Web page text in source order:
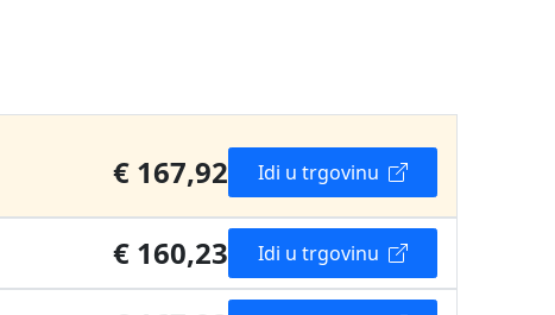
€ 167,92 Idi u trgovinu
€ 160,23 Idi u trgovinu